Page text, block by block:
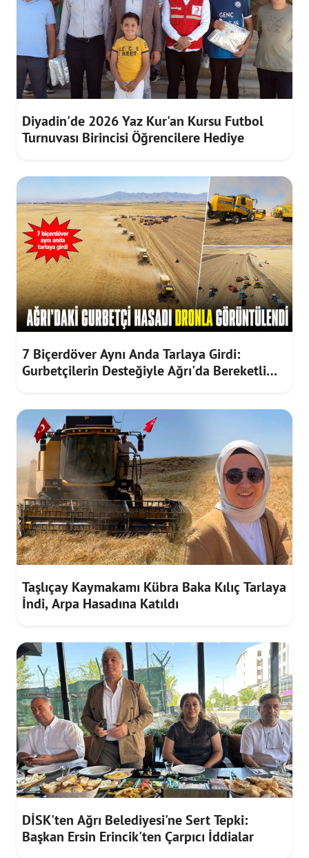
Diyadin'de 2026 Yaz Kur'an Kursu Futbol
Turnuvası Birincisi Öğrencilere Hediye
7 Biçerdöver Aynı Anda Tarlaya Girdi:
Gurbetçilerin Desteğiyle Ağrı'da Bereketli
Taşlıçay Kaymakamı Kübra Baka Kılıç Tarlaya
İndi, Arpa Hasadına Katıldı
DİSK'ten Ağrı Belediyesi'ne Sert Tepki:
Başkan Ersin Erincik'ten Çarpıcı İddialar